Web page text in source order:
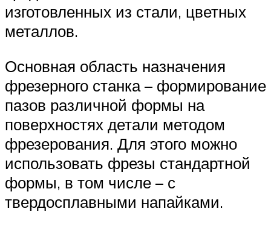
изготовленных из стали, цветных
металлов.
Основная область назначения
фрезерного станка – формирование
пазов различной формы на
поверхностях детали методом
фрезерования. Для этого можно
использовать фрезы стандартной
формы, в том числе – с
твердосплавными напайками.